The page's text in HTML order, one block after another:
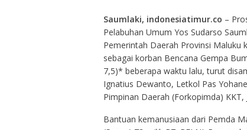
Saumlaki, indonesiatimur.co –
Pelabuhan Umum Yos Sudarso
Pemerintah Daerah Provinsi Maluku
sebagai korban Bencana Gempa
7,5)* beberapa waktu lalu, turut
Ignatius Dewanto, Letkol Pas
Pimpinan Daerah (Forkopimda) KKT,
Bantuan kemanusiaan dari Pemda